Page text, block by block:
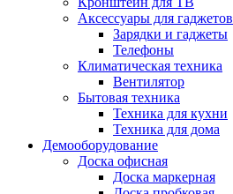
Аксессуары для гаджетов
Зарядки и гаджеты
Телефоны
Климатическая техника
Вентилятор
Бытовая техника
Техника для кухни
Техника для дома
Демооборудование
Доска офисная
Доска маркерная